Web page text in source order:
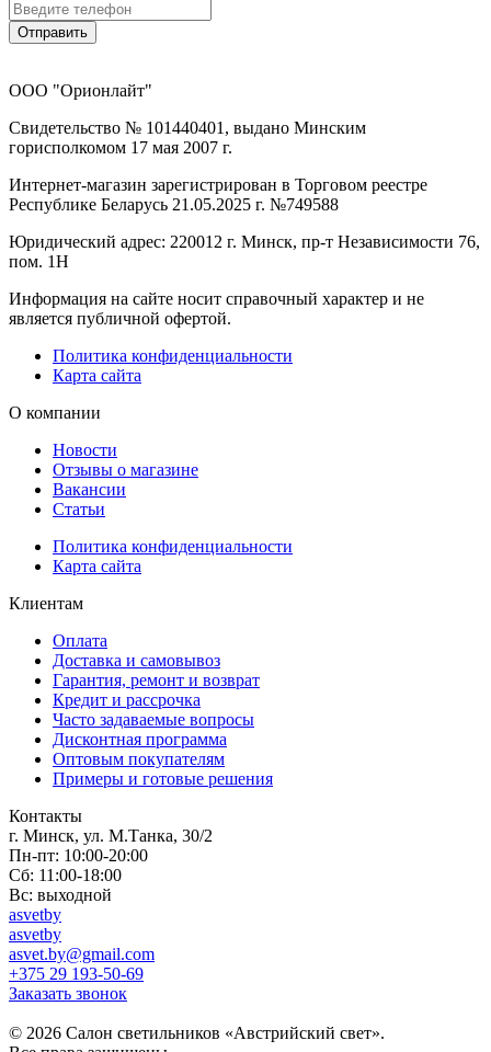
Отправить
ООО "Орионлайт"
Свидетельство № 101440401, выдано Минским
горисполкомом 17 мая 2007 г.
Интернет-магазин зарегистрирован в Торговом реестре
Республике Беларусь 21.05.2025 г. №749588
Юридический адрес: 220012 г. Минск, пр-т Независимости 76,
пом. 1Н
Информация на сайте носит справочный характер и не
является публичной офертой.
Политика конфиденциальности
Карта сайта
О компании
Новости
Отзывы о магазине
Вакансии
Статьи
Политика конфиденциальности
Карта сайта
Клиентам
Оплата
Доставка и самовывоз
Гарантия, ремонт и возврат
Кредит и рассрочка
Часто задаваемые вопросы
Дисконтная программа
Оптовым покупателям
Примеры и готовые решения
Контакты
г. Минск, ул. М.Танка, 30/2
Пн-пт: 10:00-20:00
Сб: 11:00-18:00
Вс: выходной
asvetby
asvetby
asvet.by@gmail.com
+375 29 193-50-69
Заказать звонок
© 2026 Салон светильников «Австрийский свет».